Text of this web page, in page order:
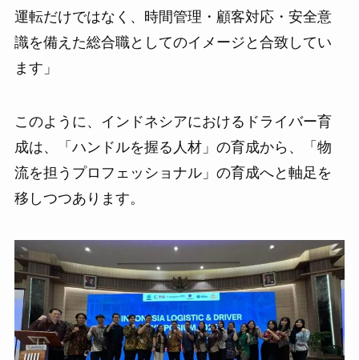
運転だけではなく、時間管理・顧客対応・安全意
識を備えた総合職としてのイメージと合致してい
ます」
このように、インドネシアにおけるドライバー育
成は、「ハンドルを握る人材」の育成から、「物
流を担うプロフェッショナル」の育成へと軸足を
移しつつあります。